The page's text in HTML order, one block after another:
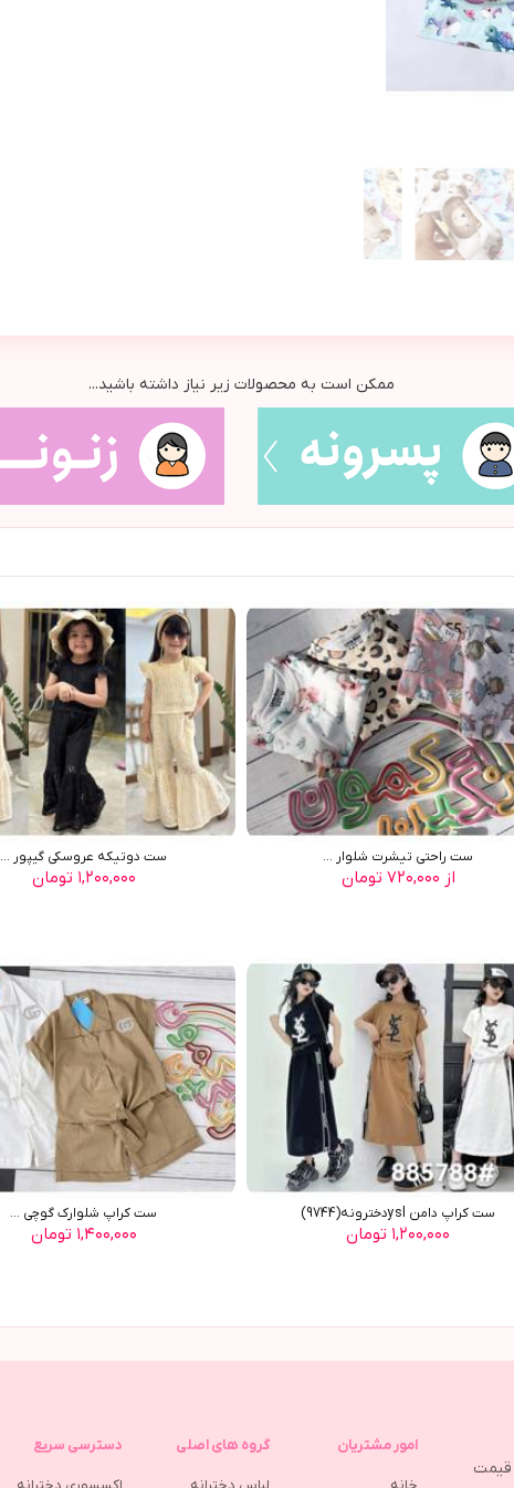
ممکن است به محصولات زیر نیاز داشته باشید...
ست راحتی تیشرت شلوار ...
از ۷۲۰,۰۰۰ تومان
ست دوتیکه عروسکی گیپور ...
۱,۲۰۰,۰۰۰ تومان
ست کراپ دامن yslدخترونه(9744)
۱,۲۰۰,۰۰۰ تومان
ست کراپ شلوارک گوچی ...
۱,۴۰۰,۰۰۰ تومان
قیمت
امور مشتریان گروه های اصلی دسترسی سریع